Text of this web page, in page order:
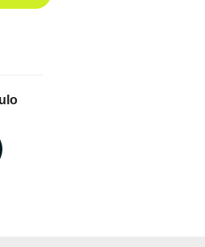
enTwitter
enLinkedin